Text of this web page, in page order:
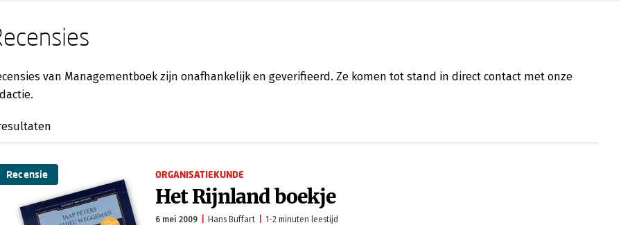
van Managementboek zijn onafhankelijk en geverifieerd. Ze komen tot stand in direct contact met onze
Recensie ORGANISATIEKUNDE
Het Rijnland boekje
6 mei 2009 Hans Buffart 1-2 minuten leestijd